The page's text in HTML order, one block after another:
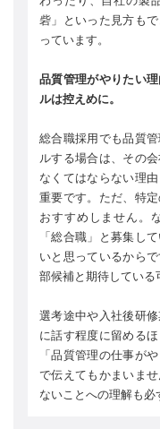
砦」といった見方も
っています。
品質管理がやりたい
ルは控えめに。
総合職採用でも品質
ルする場合は、その
なくてはならない理
重要です。ただ、特
おすすめしません。
「総合職」と募集し
いと思っているから
部候補と期待している
選考途中や入社後研
に話す程度に留める
「品質管理の仕事が
で伝えてもかまいま
ないことへの理解も必